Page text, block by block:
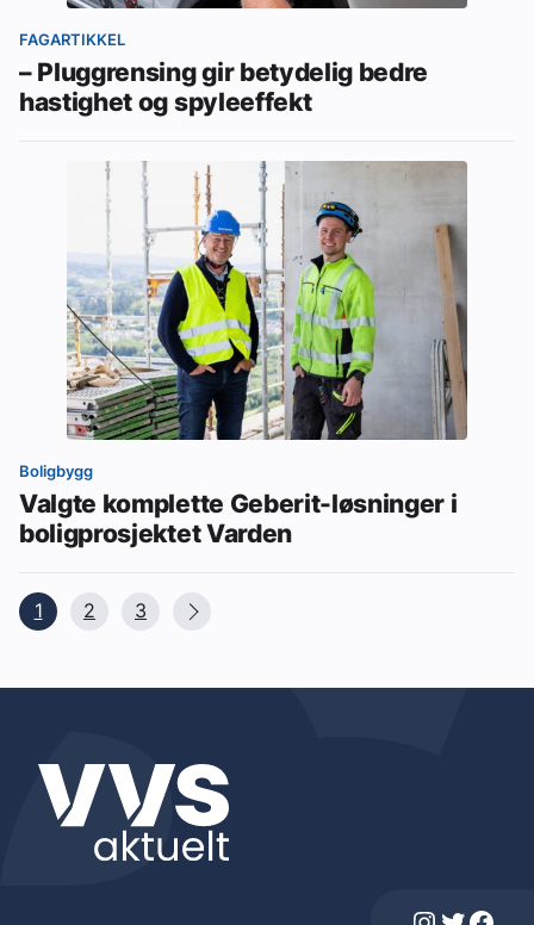
FAGARTIKKEL
– Pluggrensing gir betydelig bedre
hastighet og spyleeffekt
Boligbygg
Valgte komplette Geberit-løsninger i
boligprosjektet Varden
1 2 3